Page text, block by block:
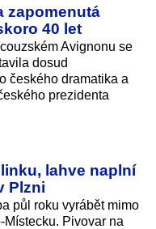
zapomenutá
40 let
Avignonu se
dosud
českého dramatika a
prezidenta
lahve naplní
Plzni
půl roku vyrábět mimo
Pivovar na